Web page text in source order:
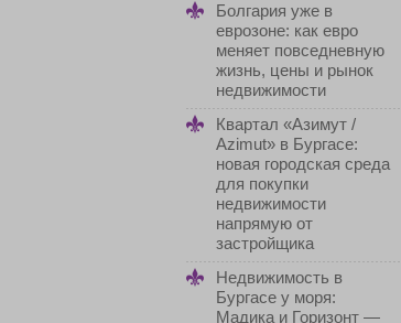
Болгария уже в
еврозоне: как евро
меняет повседневную
жизнь, цены и рынок
недвижимости
Квартал «Азимут /
Azimut» в Бургасе:
новая городская среда
для покупки
недвижимости
напрямую от
застройщика
Недвижимость в
Бургасе у моря:
Мадика и Горизонт —